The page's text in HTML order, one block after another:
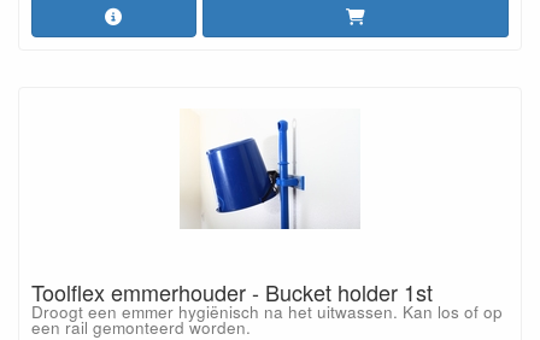
Toolflex emmerhouder - Bucket holder 1st
Droogt een emmer hygiënisch na het uitwassen. Kan los of op
een rail gemonteerd worden.